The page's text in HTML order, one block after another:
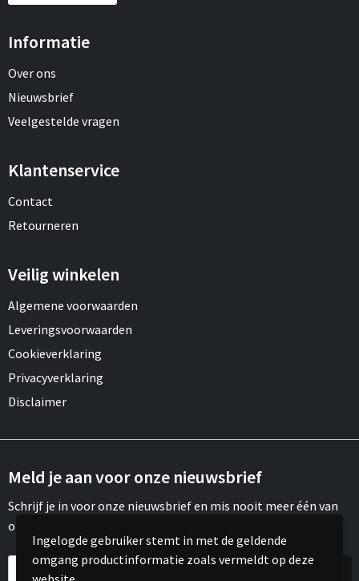
Informatie
Over ons
Nieuwsbrief
Veelgestelde vragen
Klantenservice
Contact
Retourneren
Veilig winkelen
Algemene voorwaarden
Leveringsvoorwaarden
Cookieverklaring
Privacyverklaring
Disclaimer
Meld je aan voor onze nieuwsbrief
Schrijf je in voor onze nieuwsbrief en mis nooit meer één van
onze leuke aanbiedingen of updates.
Ingelogde gebruiker stemt in met de geldende
omgang productinformatie zoals vermeldt op deze